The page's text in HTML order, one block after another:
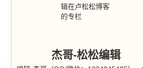
杰哥-松松编辑